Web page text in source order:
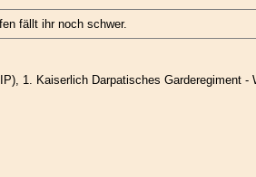
fällt ihr noch schwer.
1. Kaiserlich Darpatisches Garderegiment -